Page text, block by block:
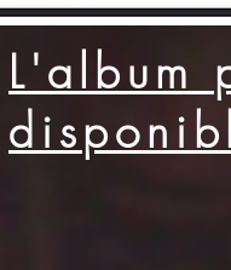
L'album